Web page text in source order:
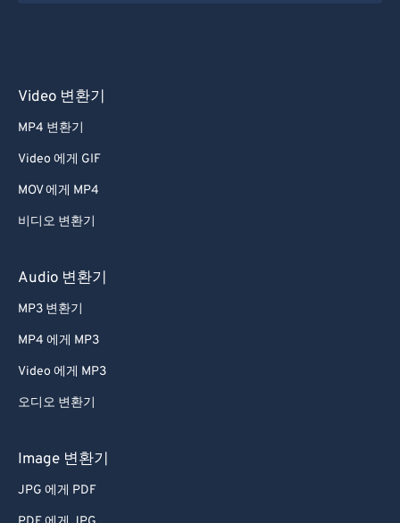
Video 변환기
MP4 변환기
Video 에게 GIF
MOV 에게 MP4
비디오 변환기
Audio 변환기
MP3 변환기
MP4 에게 MP3
Video 에게 MP3
오디오 변환기
Image 변환기
JPG 에게 PDF